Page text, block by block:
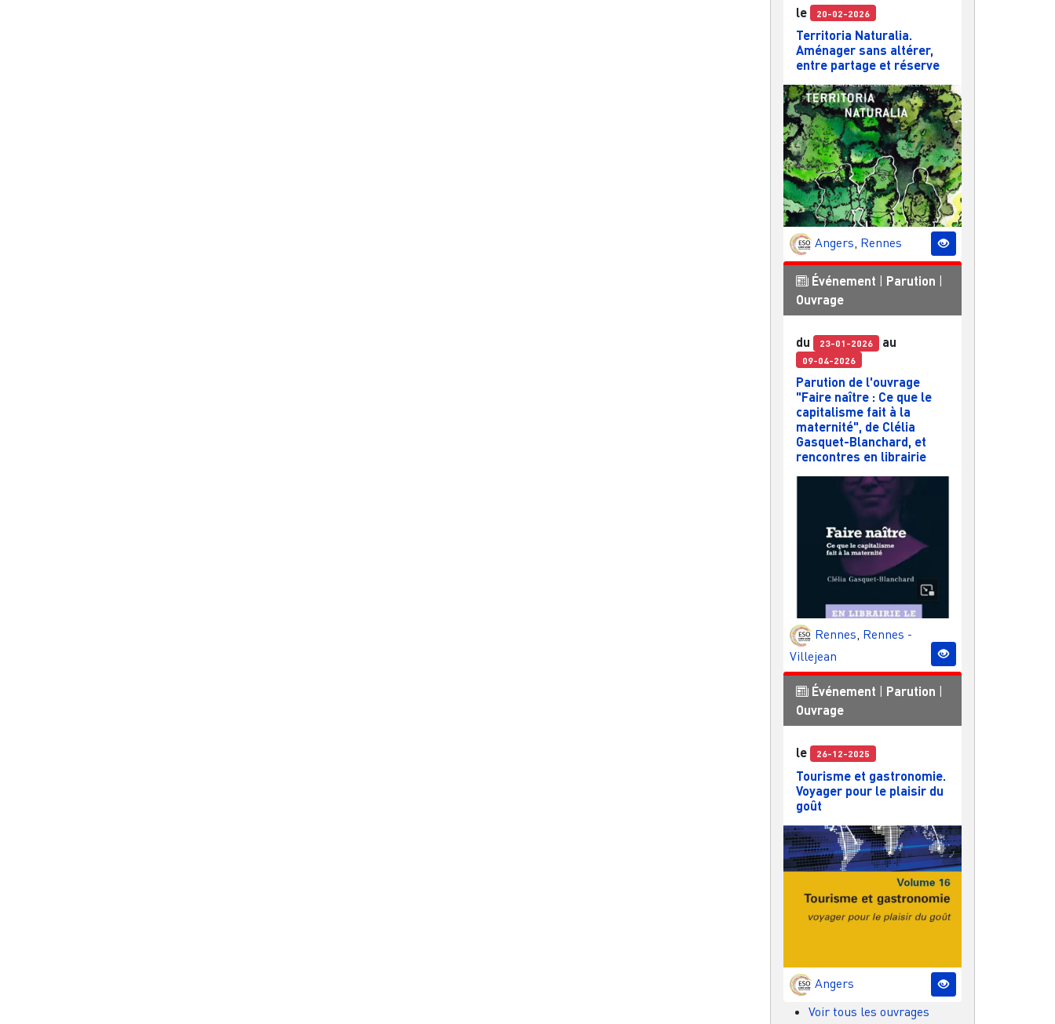
le 20-02-2026
Territoria Naturalia.
Aménager sans altérer,
entre partage et réserve
Angers, Rennes
Événement Parution
Ouvrage
du 23-01-2026 au
09-04-2026
Parution de l'ouvrage
"Faire naître : Ce que le
capitalisme fait à la
maternité", de Clélia
Gasquet-Blanchard, et
rencontres en librairie
Rennes, Rennes -
Villejean
Événement Parution
Ouvrage
le 26-12-2025
Tourisme et gastronomie.
Voyager pour le plaisir du
goût
Angers
Voir tous les ouvrages